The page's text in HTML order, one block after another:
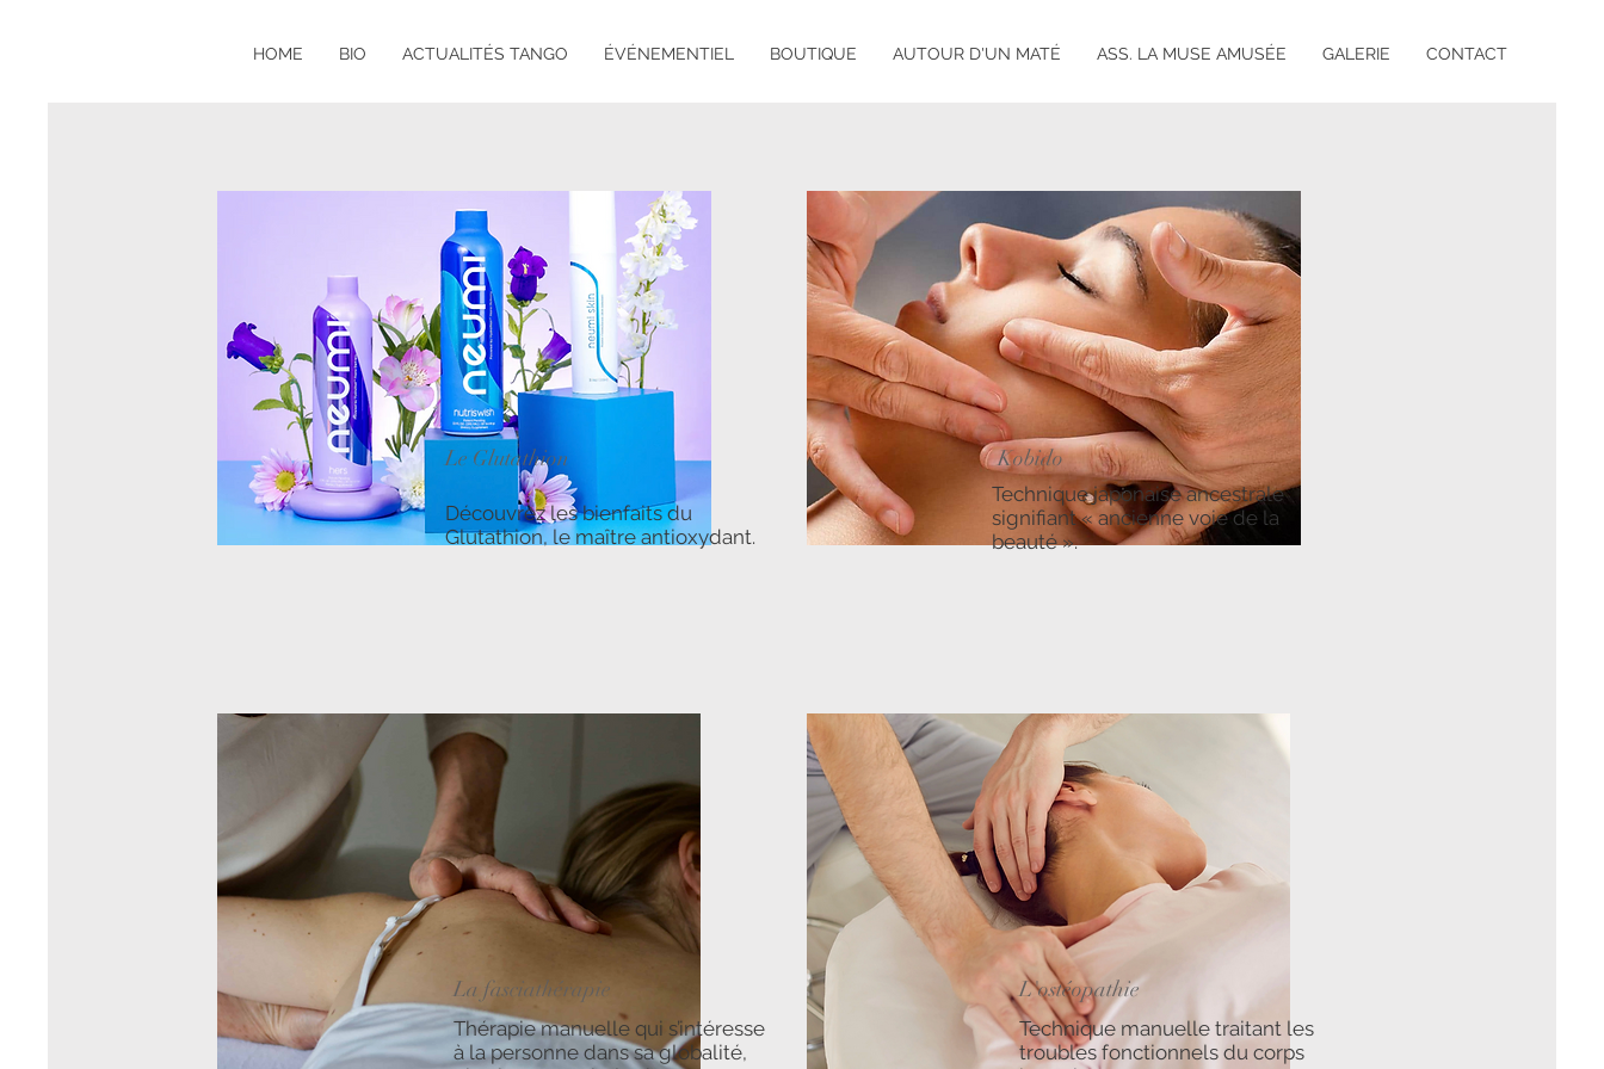
HOME BIO ACTUALITÉS TANGO ÉVÉNEMENTIEL BOUTIQUE AUTOUR D'UN MATÉ ASS. LA MUSE AMUSÉE GALERIE CONTACT
Le Glutathion
Découvrez les bienfaits du
Glutathion, le maître antioxydant.
Kobido
Technique japonaise ancestrale
signifiant « ancienne voie de la
beauté ».
La fasciathérapie
Thérapie manuelle qui s’intéresse
à la personne dans sa globalité,
L'ostéopathie
Technique manuelle traitant les
troubles fonctionnels du corps